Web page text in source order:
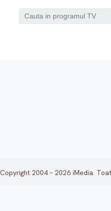
Copyright 2004 – 2026 iMedia.